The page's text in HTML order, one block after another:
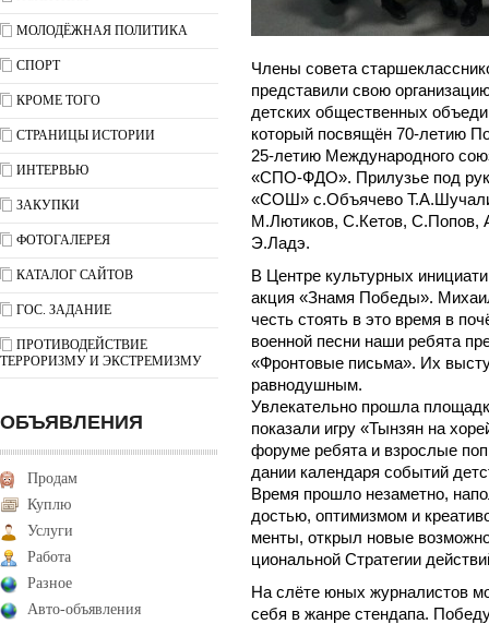
МОЛОДЁЖНАЯ ПОЛИТИКА
СПОРТ
КРОМЕ ТОГО
СТРАНИЦЫ ИСТОРИИ
ИНТЕРВЬЮ
ЗАКУПКИ
ФОТОГАЛЕРЕЯ
КАТАЛОГ САЙТОВ
ГОС. ЗАДАНИЕ
ПРОТИВОДЕЙСТВИЕ
ТЕРРОРИЗМУ И ЭКСТРЕМИЗМУ
ОБЪЯВЛЕНИЯ
Продам
Куплю
Услуги
Работа
Разное
Авто-объявления
Члены совета
представили свою
детских общественных
который посвящён 70-летию
25-летию Международного
«СПО-ФДО». Прилузье под
«СОШ» с.Объячево
М.Лютиков, С.Кетов, С.Попов,
Э.Ладэ.
В Центре культурных
акция «Знамя Победы».
честь стоять в это время в
военной песни наши ребята
«Фронтовые письма». Их
равнодушным.
Увлекательно прошла
показали игру «Тынзян на
форуме ре­бята и взрос­лые
да­нии ка­лен­да­ря со­бытий
Вре­мя прош­ло не­замет­но,
достью, оп­ти­миз­мом и
мен­ты, отк­рыл но­вые
ци­ональ­ной Стра­тегии
На слёте юных журналистов
себя в жанре стендапа.